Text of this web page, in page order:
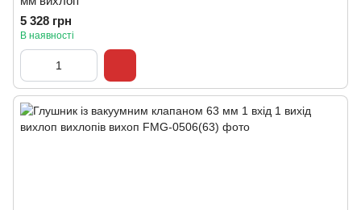
5 328 грн
В наявності